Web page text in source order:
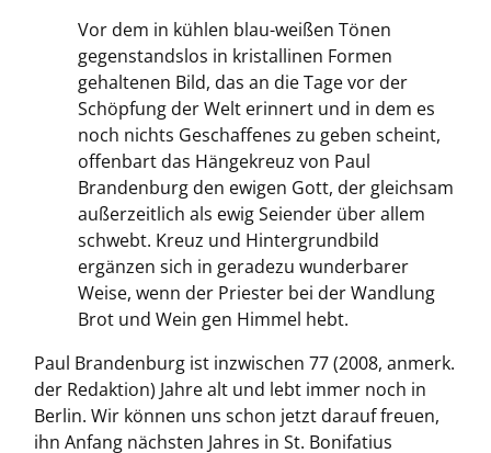
Vor dem in kühlen blau-weißen Tönen
gegenstandslos in kristallinen Formen
gehaltenen Bild, das an die Tage vor der
Schöpfung der Welt erinnert und in dem es
noch nichts Geschaffenes zu geben scheint,
offenbart das Hängekreuz von Paul
Brandenburg den ewigen Gott, der gleichsam
außerzeitlich als ewig Seiender über allem
schwebt. Kreuz und Hintergrundbild
ergänzen sich in geradezu wunderbarer
Weise, wenn der Priester bei der Wandlung
Brot und Wein gen Himmel hebt.
Paul Brandenburg ist inzwischen 77 (2008, anmerk.
der Redaktion) Jahre alt und lebt immer noch in
Berlin. Wir können uns schon jetzt darauf freuen,
ihn Anfang nächsten Jahres in St. Bonifatius